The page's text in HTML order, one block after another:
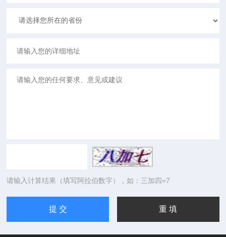
请输入计算结果（填写阿拉伯数字），如：三加四=7